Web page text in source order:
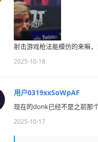
射击游戏枪法能模仿的来嘛
2025-10-18
用户0319xxSoWpAF
现在的donk已经不是之前那个
2025-10-17